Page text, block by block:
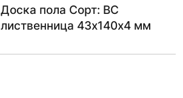
Доска пола Сорт: BC
лиственница 43х140х4 мм